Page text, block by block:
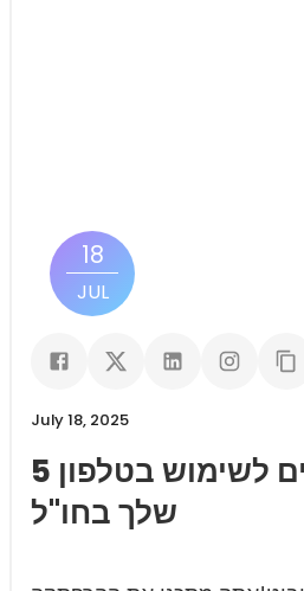
18
JUL
July 18, 2025
5 טיפים מומחים לשימוש בטלפון
שלך בחו"ל